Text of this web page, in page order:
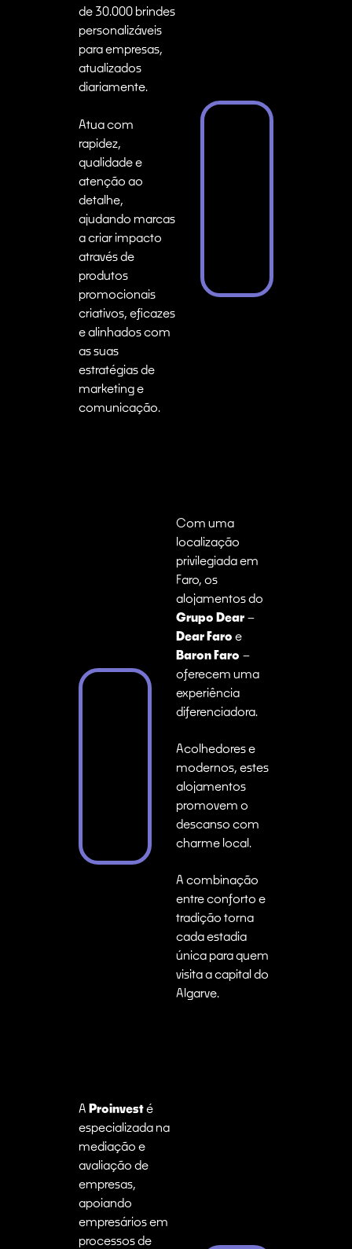
de 30.000 brindes
personalizáveis
para empresas,
atualizados
diariamente.
Atua com
rapidez,
qualidade e
atenção ao
detalhe,
ajudando marcas
a criar impacto
através de
produtos
promocionais
criativos, eficazes
e alinhados com
as suas
estratégias de
marketing e
comunicação.
Com uma
localização
privilegiada em
Faro, os
alojamentos do
Grupo Dear –
Dear Faro e
Baron Faro –
oferecem uma
experiência
diferenciadora.
Acolhedores e
modernos, estes
alojamentos
promovem o
descanso com
charme local.
A combinação
entre conforto e
tradição torna
cada estadia
única para quem
visita a capital do
Algarve.
A Proinvesté
especializada na
mediação e
avaliação de
empresas,
apoiando
empresários em
processos de